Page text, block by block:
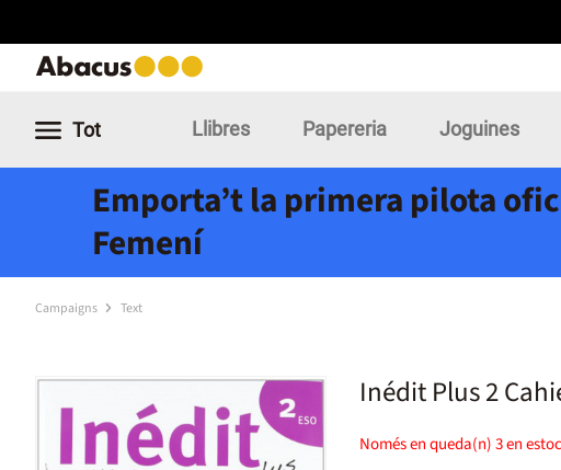
Tot Llibres Papereria Joguines
Emporta’t la primera pilota
Femení
Campaigns Text
Inédit Plus 2
Només en queda(n)3en estoc